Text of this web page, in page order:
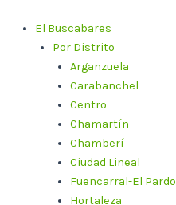
contenido
El Buscabares
Por Distrito
Arganzuela
Carabanchel
Centro
Chamartín
Chamberí
Ciudad Lineal
Fuencarral-El Pardo
Hortaleza